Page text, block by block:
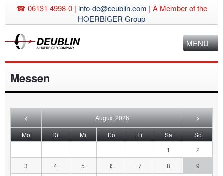
☎ 06131 4998-0 | info-de@deublin.com | A Member of the
HOERBIGER Group
MENU
Messen
< August 2026 >
Montag Dienstag Mittwoch DonnerstagFreitag Samstag Sonntag
1
2
3
4 5 6 7 8
9